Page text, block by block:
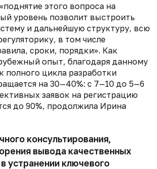
этого вопроса на
уровень позволит выстроить
и дальнейшую структуру, всю
в том числе
сроки, порядки». Как
опыт, благодаря данному
полного цикла разработки
на 30—40%: с 7—10 до 5—6
заявок на регистрацию
до 90%, продолжила Ирина
консультирования,
вывода качественных
устранении ключевого